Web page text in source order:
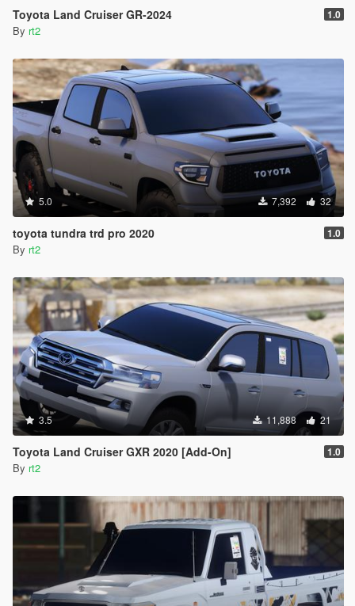
Toyota Land Cruiser GR-2024 1.0
By rt2
5.0 7,392 32
toyota tundra trd pro 2020 1.0
By rt2
3.5 11,888 21
Toyota Land Cruiser GXR 2020 [Add-On] 1.0
By rt2